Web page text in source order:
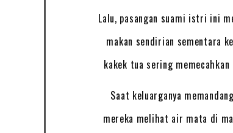
Lalu, pasangan suami istri ini
makan sendirian sementara
kakek tua sering
Saat keluarganya
mereka melihat air mata di